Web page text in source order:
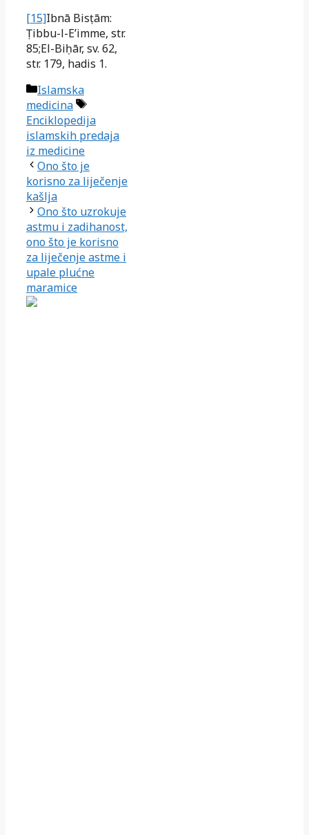
[15]Ibnā Bisṭām:
Ṭibbu-l-E’imme, str.
85;El-Biḥār, sv. 62,
str. 179, hadis 1.
Kategorije
Islamska
medicina
Oznake
Enciklopedija
islamskih predaja
iz medicine
Ono što je
korisno za liječenje
kašlja
Ono što uzrokuje
astmu i zadihanost,
ono što je korisno
za liječenje astme i
upale plućne
maramice